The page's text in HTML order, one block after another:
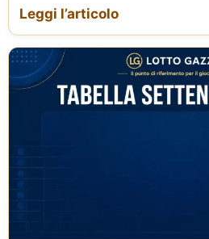
Leggi l’articolo